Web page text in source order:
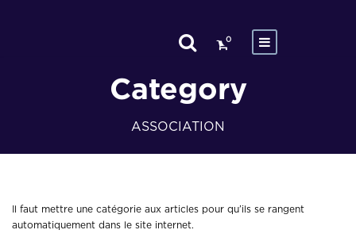
0
Category
ASSOCIATION
Il faut mettre une catégorie aux articles pour qu’ils se rangent
automatiquement dans le site internet.